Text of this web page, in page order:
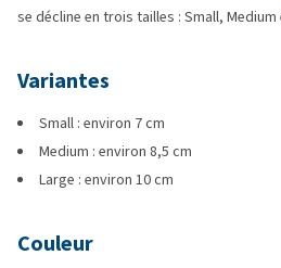
se décline en trois tailles : Small, Medium
Variantes
Small : environ 7 cm
Medium : environ 8,5 cm
Large : environ 10 cm
Couleur